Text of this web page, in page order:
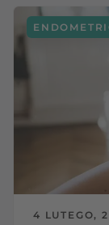
4 LUTEGO,